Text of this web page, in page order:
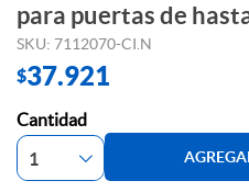
para puertas de
SKU: 7112070-CI.N
$37.921
Cantidad